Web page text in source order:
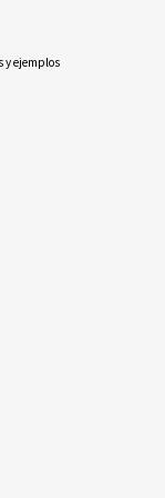
y ejemplos